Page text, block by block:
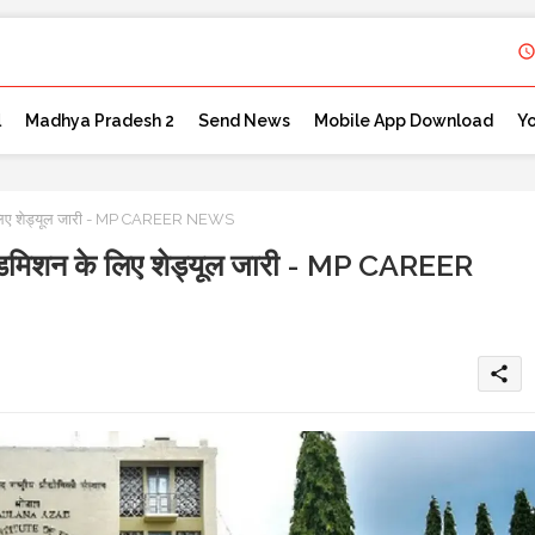
Madhya Pradesh 2 Send News Mobile App Download
शेड्यूल जारी - MP CAREER NEWS
के लिए शेड्यूल जारी - MP CAREER
share